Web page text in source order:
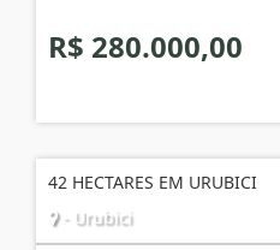
R$ 280.000,00
42 HECTARES EM URUBICI
- Urubici